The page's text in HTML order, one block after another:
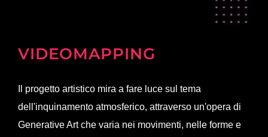
VIDEOMAPPING
Il progetto artistico mira a fare luce sul tema
dell'inquinamento atmosferico, attraverso un'opera di
Generative Art che varia nei movimenti, nelle forme e